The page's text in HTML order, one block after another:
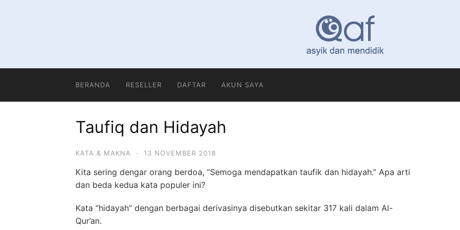
BERANDA RESELLER DAFTAR AKUN SAYA
Taufiq dan Hidayah
KATA & MAKNA · 13 NOVEMBER 2018
Kita sering dengar orang berdoa, “Semoga mendapatkan taufik dan hidayah.” Apa arti
dan beda kedua kata populer ini?
Kata “hidayah” dengan berbagai derivasinya disebutkan sekitar 317 kali dalam Al-
Qur’an.